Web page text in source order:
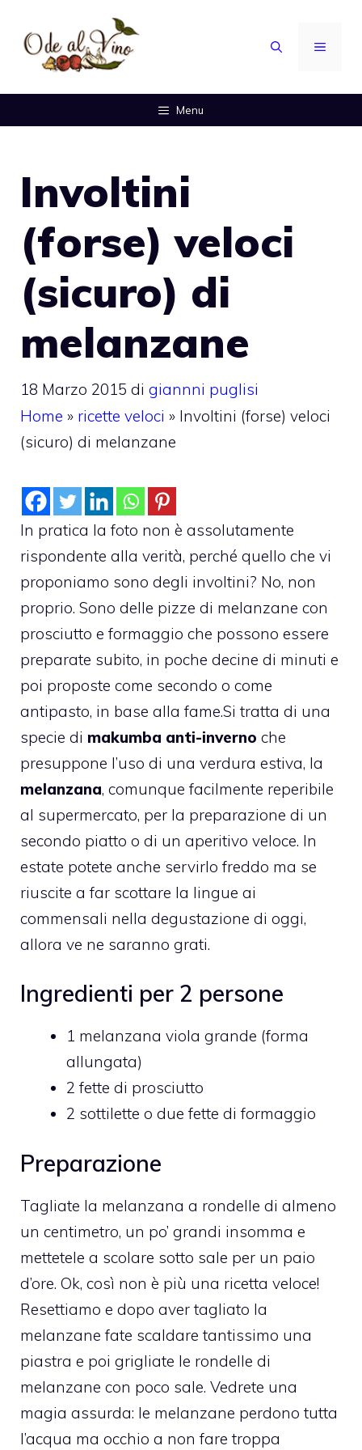
contenuto
MENU
Menu
Involtini
(forse) veloci
(sicuro) di
melanzane
18 Marzo 2015 di giannni puglisi
Home » ricette veloci » Involtini (forse) veloci
(sicuro) di melanzane
In pratica la foto non è assolutamente
rispondente alla verità, perché quello che vi
proponiamo sono degli involtini? No, non
proprio. Sono delle pizze di melanzane con
prosciutto e formaggio che possono essere
preparate subito, in poche decine di minuti e
poi proposte come secondo o come
antipasto, in base alla fame.Si tratta di una
specie di makumba anti-inverno che
presuppone l’uso di una verdura estiva, la
melanzana, comunque facilmente reperibile
al supermercato, per la preparazione di un
secondo piatto o di un aperitivo veloce. In
estate potete anche servirlo freddo ma se
riuscite a far scottare la lingue ai
commensali nella degustazione di oggi,
allora ve ne saranno grati.
Ingredienti per 2 persone
1 melanzana viola grande (forma
allungata)
2 fette di prosciutto
2 sottilette o due fette di formaggio
Preparazione
Tagliate la melanzana a rondelle di almeno
un centimetro, un po’ grandi insomma e
mettetele a scolare sotto sale per un paio
d’ore. Ok, così non è più una ricetta veloce!
Resettiamo e dopo aver tagliato la
melanzane fate scaldare tantissimo una
piastra e poi grigliate le rondelle di
melanzane con poco sale. Vedrete una
magia assurda: le melanzane perdono tutta
l’acqua ma occhio a non fare troppa